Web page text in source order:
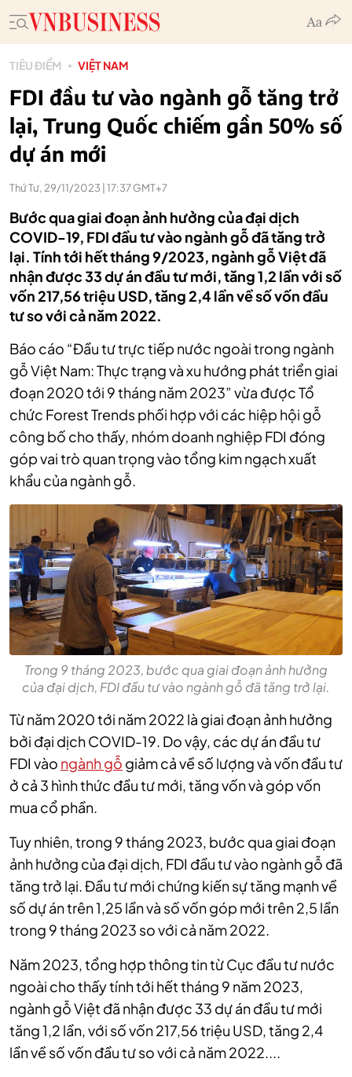
TIÊU ĐIỂM VIỆT NAM
FDI đầu tư vào ngành gỗ tăng trở
lại, Trung Quốc chiếm gần 50% số
dự án mới
Thứ Tư, 29/11/2023 | 17:37 GMT+7
Bước qua giai đoạn ảnh hưởng của đại dịch
COVID-19, FDI đầu tư vào ngành gỗ đã tăng trở
lại. Tính tới hết tháng 9/2023, ngành gỗ Việt đã
nhận được 33 dự án đầu tư mới, tăng 1,2 lần với số
vốn 217,56 triệu USD, tăng 2,4 lần về số vốn đầu
tư so với cả năm 2022.
Báo cáo “Đầu tư trực tiếp nước ngoài trong ngành
gỗ Việt Nam: Thực trạng và xu hướng phát triển giai
đoạn 2020 tới 9 tháng năm 2023” vừa được Tổ
chức Forest Trends phối hợp với các hiệp hội gỗ
công bố cho thấy, nhóm doanh nghiệp FDI đóng
góp vai trò quan trọng vào tổng kim ngạch xuất
khẩu của ngành gỗ.
Trong 9 tháng 2023, bước qua giai đoạn ảnh hưởng
của đại dịch, FDI đầu tư vào ngành gỗ đã tăng trở lại.
Từ năm 2020 tới năm 2022 là giai đoạn ảnh hưởng
bởi đại dịch COVID-19. Do vậy, các dự án đầu tư
FDI vào ngành gỗ giảm cả về số lượng và vốn đầu tư
ở cả 3 hình thức đầu tư mới, tăng vốn và góp vốn
mua cổ phần.
Tuy nhiên, trong 9 tháng 2023, bước qua giai đoạn
ảnh hưởng của đại dịch, FDI đầu tư vào ngành gỗ đã
tăng trở lại.Đầu tư mới chứng kiến sự tăng mạnh về
số dự án trên 1,25 lần và số vốn góp mới trên 2,5 lần
trong 9 tháng 2023 so với cả năm 2022.
Năm 2023, tổng hợp thông tin từ Cục đầu tư nước
ngoài cho thấy tính tới hết tháng 9 năm 2023,
ngành gỗ Việt đã nhận được 33 dự án đầu tư mới
tăng 1,2 lần, với số vốn 217,56 triệu USD, tăng 2,4
lần về số vốn đầu tư so với cả năm 2022....